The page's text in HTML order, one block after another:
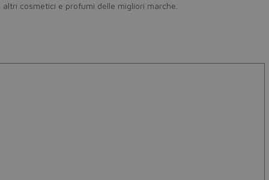
cosmetici e profumi delle migliori marche.